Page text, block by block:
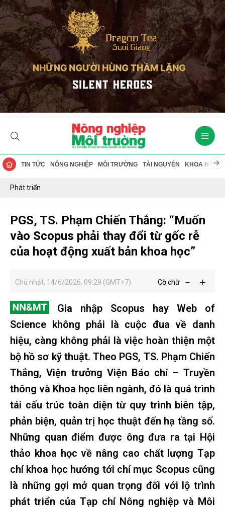
TIN TỨC NÔNG NGHIỆP MÔI TRƯỜNG TÀI NGUYÊN KHOA HỌC
Phát triển
PGS, TS. Phạm Chiến Thắng: “Muốn
vào Scopus phải thay đổi từ gốc rễ
của hoạt động xuất bản khoa học”
Chủ nhật, 14/6/2026, 09:29 (GMT+7) Cỡ chữ
Gia nhập Scopus hay Web of
Science không phải là cuộc đua về danh
hiệu, càng không phải là việc hoàn thiện một
bộ hồ sơ kỹ thuật. Theo PGS, TS. Phạm Chiến
Thắng, Viện trưởng Viện Báo chí – Truyền
thông và Khoa học liên ngành, đó là quá trình
tái cấu trúc toàn diện từ quy trình biên tập,
phản biện, quản trị học thuật đến hạ tầng số.
Những quan điểm được ông đưa ra tại Hội
thảo khoa học về nâng cao chất lượng Tạp
chí khoa học hướng tới chỉ mục Scopus cũng
là những gợi mở quan trọng đối với lộ trình
phát triển của Tạp chí Nông nghiệp và Môi